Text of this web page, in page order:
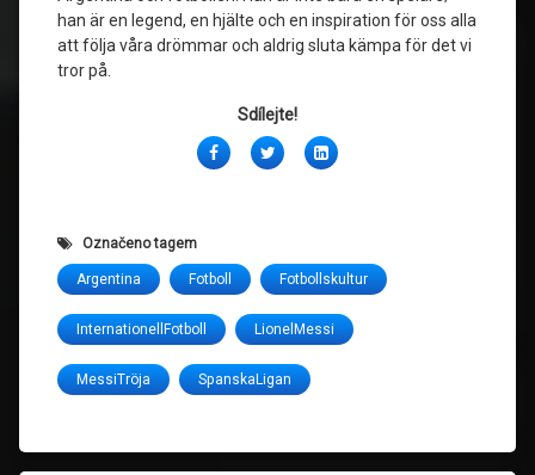
han är en legend, en hjälte och en inspiration för oss alla
att följa våra drömmar och aldrig sluta kämpa för det vi
tror på.
Sdílejte!
FacebookTwitterLinkedIn
Označeno tagem
Argentina Fotboll Fotbollskultur
InternationellFotboll LionelMessi
MessiTröja SpanskaLigan